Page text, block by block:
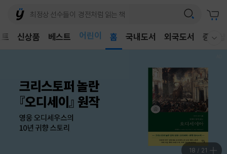
신상품 베스트
독후감
홈 국내도서 외국도서 중고샵
18 / 21